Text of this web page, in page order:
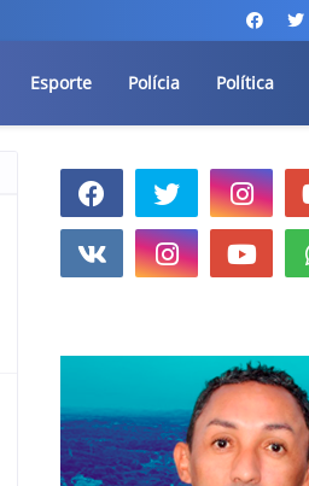
Esporte Polícia Política